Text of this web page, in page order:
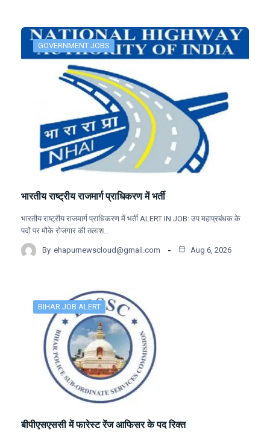
GOVERNMENT JOBS
भारतीय राष्ट्रीय राजमार्ग प्राधिकरण में भर्ती
भारतीय राष्ट्रीय राजमार्ग प्राधिकरण में भर्ती ALERT IN JOB: उप महाप्रबंधक के
पदों पर मौके रोजगार की तलाश…
By ehapurnewscloud@gmail.com Aug 6, 2026
BIHAR JOB ALERT
बीपीएसएससी में फारेस्ट रेंज आफिसर के पद रिक्त